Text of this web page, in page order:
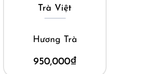
Trà Việt
Hương Trà
950,000₫